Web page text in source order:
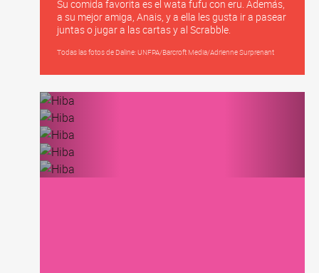
Su comida favorita es el wata fufu con eru. Además,
a su mejor amiga, Anais, y a ella les gusta ir a pasear
juntas o jugar a las cartas y al Scrabble.
Todas las fotos de Daline: UNFPA/Barcroft Media/Adrienne Surprenant